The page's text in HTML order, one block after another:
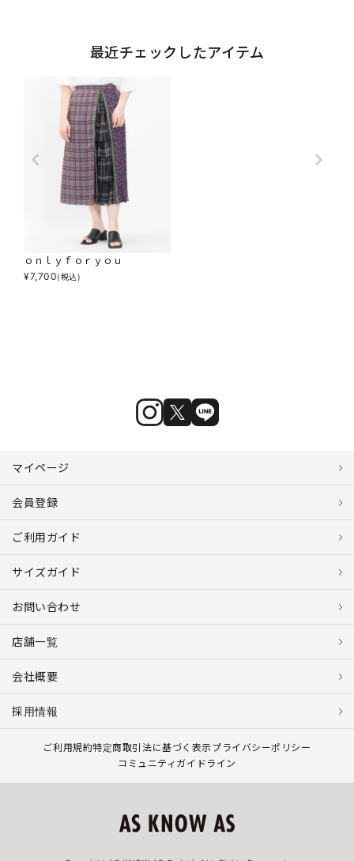
最近チェックしたアイテム
ｏｎｌｙｆｏｒｙｏｕ
¥7,700(税込)
マイページ
会員登録
ご利用ガイド
サイズガイド
お問い合わせ
店舗一覧
会社概要
採用情報
ご利用規約特定商取引法に基づく表示プライバシーポリシー
コミュニティガイドライン